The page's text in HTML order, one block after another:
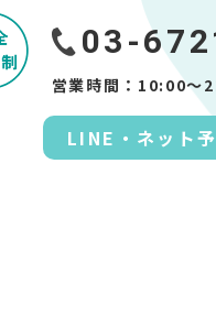
03-
営業時間：10:00～
LINE・ネット